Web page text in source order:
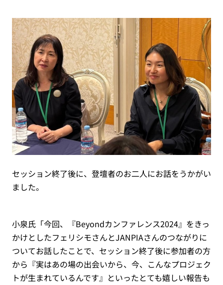
セッション終了後に、登壇者のお二人にお話をうかがい
ました。
小泉氏「今回、『Beyondカンファレンス2024』をきっ
かけとしたフェリシモさんとJANPIAさんのつながりに
ついてお話したことで、セッション終了後に参加者の方
から『実はあの場の出会いから、今、こんなプロジェク
トが生まれているんです』といったとても嬉しい報告も